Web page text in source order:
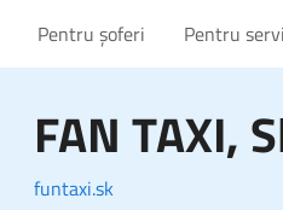
Pentru șoferi Pentru
FAN TAXI,
funtaxi.sk